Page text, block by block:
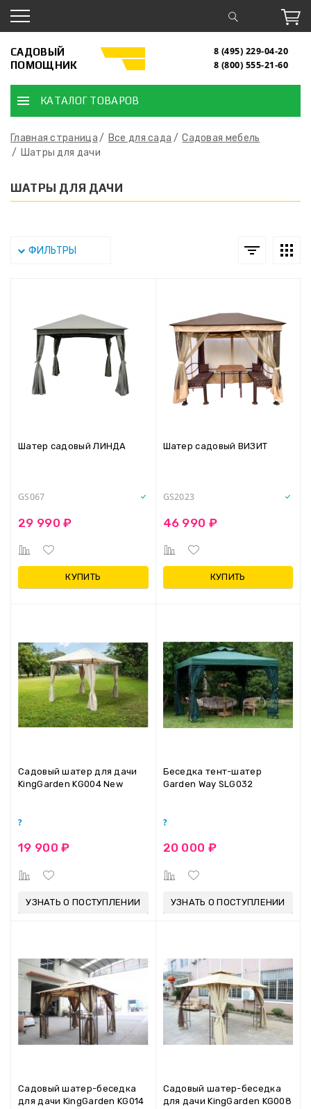
САДОВЫЙ
ПОМОЩНИК
8 (495) 229-04-20
8 (800) 555-21-60
КАТАЛОГ ТОВАРОВ
Главная страница Все для сада
Садовая мебель
Шатры для дачи
ШАТРЫ ДЛЯ ДАЧИ
ФИЛЬТРЫ
Шатер садовый ЛИНДА
GS067
29 990 ₽
КУПИТЬ
Шатер садовый ВИЗИТ
GS2023
46 990 ₽
КУПИТЬ
Садовый шатер для дачи
KingGarden KG004 New
19 900 ₽
УЗНАТЬ О ПОСТУПЛЕНИИ
Беседка тент-шатер
Garden Way SLG032
20 000 ₽
УЗНАТЬ О ПОСТУПЛЕНИИ
Садовый шатер-беседка
для дачи KingGarden KG014
Садовый шатер-беседка
для дачи KingGarden KG008